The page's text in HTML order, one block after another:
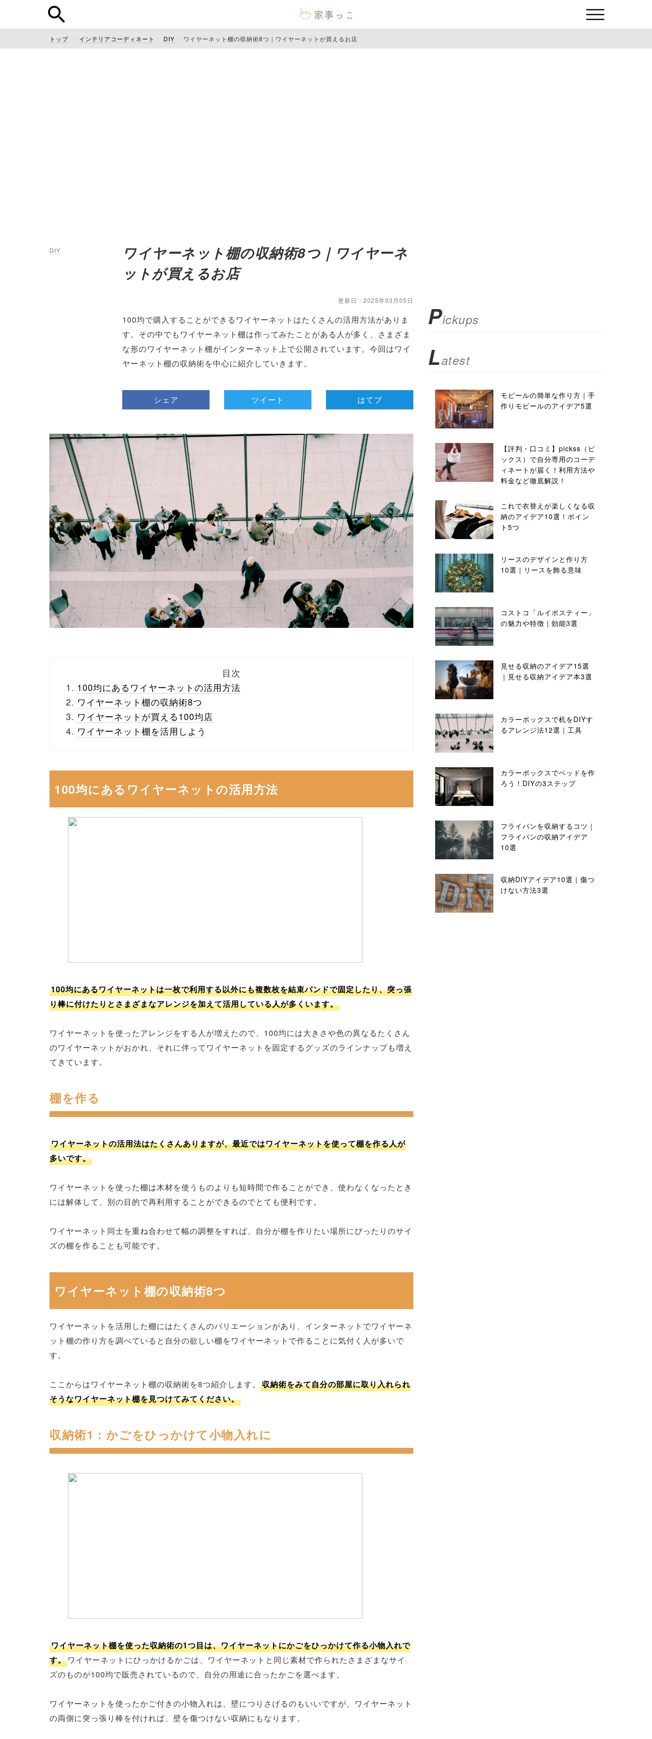
トップ インテリアコーディネート DIY ワイヤーネット棚の収納術8つ｜ワイヤーネットが買えるお店
DIY
ワイヤーネット棚の収納術8つ｜ワイヤーネ
ットが買えるお店
更新日：2025年03月05日
100均で購入することができるワイヤーネットはたくさんの活用方法がありま
す。その中でもワイヤーネット棚は作ってみたことがある人が多く、さまざま
な形のワイヤーネット棚がインターネット上で公開されています。今回はワイ
ヤーネット棚の収納術を中心に紹介していきます。
シェア ツイート はてブ
目次
100均にあるワイヤーネットの活用方法
ワイヤーネット棚の収納術8つ
ワイヤーネットが買える100均店
ワイヤーネット棚を活用しよう
100均にあるワイヤーネットの活用方法
100均にあるワイヤーネットは一枚で利用する以外にも複数枚を結束バンドで固定したり、突っ張
り棒に付けたりとさまざまなアレンジを加えて活用している人が多くいます。
ワイヤーネットを使ったアレンジをする人が増えたので、100均には大きさや色の異なるたくさん
のワイヤーネットがおかれ、それに伴ってワイヤーネットを固定するグッズのラインナップも増え
てきています。
棚を作る
ワイヤーネットの活用法はたくさんありますが、最近ではワイヤーネットを使って棚を作る人が
多いです。
ワイヤーネットを使った棚は木材を使うものよりも短時間で作ることができ、使わなくなったとき
には解体して、別の目的で再利用することができるのでとても便利です。
ワイヤーネット同士を重ね合わせて幅の調整をすれば、自分が棚を作りたい場所にぴったりのサイ
ズの棚を作ることも可能です。
ワイヤーネット棚の収納術8つ
ワイヤーネットを活用した棚にはたくさんのバリエーションがあり、インターネットでワイヤーネ
ット棚の作り方を調べていると自分の欲しい棚をワイヤーネットで作ることに気付く人が多いで
す。
ここからはワイヤーネット棚の収納術を8つ紹介します。
収納術をみて自分の部屋に取り入れられ
そうなワイヤーネット棚を見つけてみてください。
収納術1：かごをひっかけて小物入れに
ワイヤーネット棚を使った収納術の1つ目は、ワイヤーネットにかごをひっかけて作る小物入れで
す。 ワイヤーネットにひっかけるかごは、ワイヤーネットと同じ素材で作られたさまざまなサイ
ズのものが100均で販売されているので、自分の用途に合ったかごを選べます。
ワイヤーネットを使ったかご付きの小物入れは、壁につりさげるのもいいですが、ワイヤーネット
の両側に突っ張り棒を付ければ、壁を傷つけない収納にもなります。
Pickups
Latest
モビールの簡単な作り方｜手
作りモビールのアイデア5選
【評判・口コミ】pickss（ピ
ックス）で自分専用のコーデ
ィネートが届く！利用方法や
料金など徹底解説！
これで衣替えが楽しくなる収
納のアイデア10選！ポイン
ト5つ
リースのデザインと作り方
10選｜リースを飾る意味
コストコ「ルイボスティー」
の魅力や特徴｜効能3選
見せる収納のアイデア15選
｜見せる収納アイデア本3選
カラーボックスで机をDIYす
るアレンジ法12選｜工具
カラーボックスでベッドを作
ろう！DIYの3ステップ
フライパンを収納するコツ｜
フライパンの収納アイデア
10選
収納DIYアイデア10選｜傷つ
けない方法3選